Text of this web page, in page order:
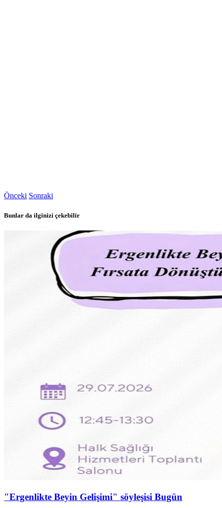
Önceki Sonraki
Bunlar da ilginizi çekebilir
"Ergenlikte Beyin Gelişimi" söyleşisi Bugün